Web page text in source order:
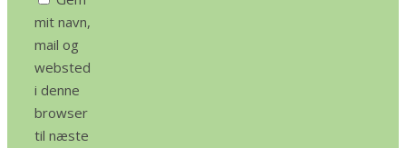
mit navn,
mail og
websted
i denne
browser
til næste